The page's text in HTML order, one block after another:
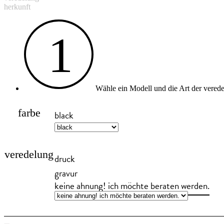
herkunft
1
Wähle ein Modell und die Art der
farbe black
veredelungdruck
gravur
keine ahnung! ich möchte beraten werden.